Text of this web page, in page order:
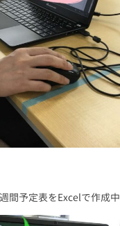
間予定表をExcelで作成中